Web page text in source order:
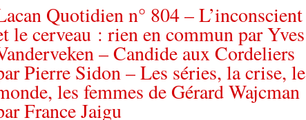
Quotidien n° 804 – L’inconscient
le cerveau : rien en commun par Yves
– Candide aux Cordeliers
Pierre Sidon – Les séries, la crise, le
les femmes de Gérard Wajcman
France Jaigu